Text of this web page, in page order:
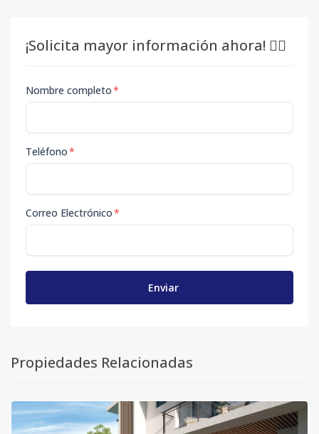
¡Solicita mayor información ahora! 👇🏽
Nombre completo*
Teléfono*
Correo Electrónico*
Enviar
Propiedades Relacionadas